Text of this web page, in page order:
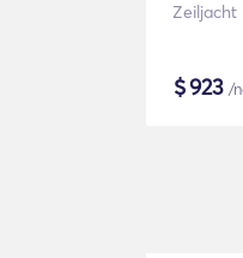
Zeiljacht
$923 /